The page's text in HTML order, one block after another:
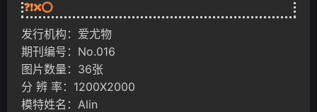
❓❗❌⭕
发行机构：爱尤物
期刊编号：No.016
图片数量：36张
分 辨 率：1200X2000
模特姓名：Alin